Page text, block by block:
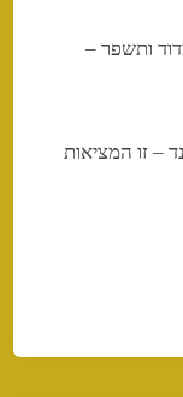
ותשפר –
– זו המציאות